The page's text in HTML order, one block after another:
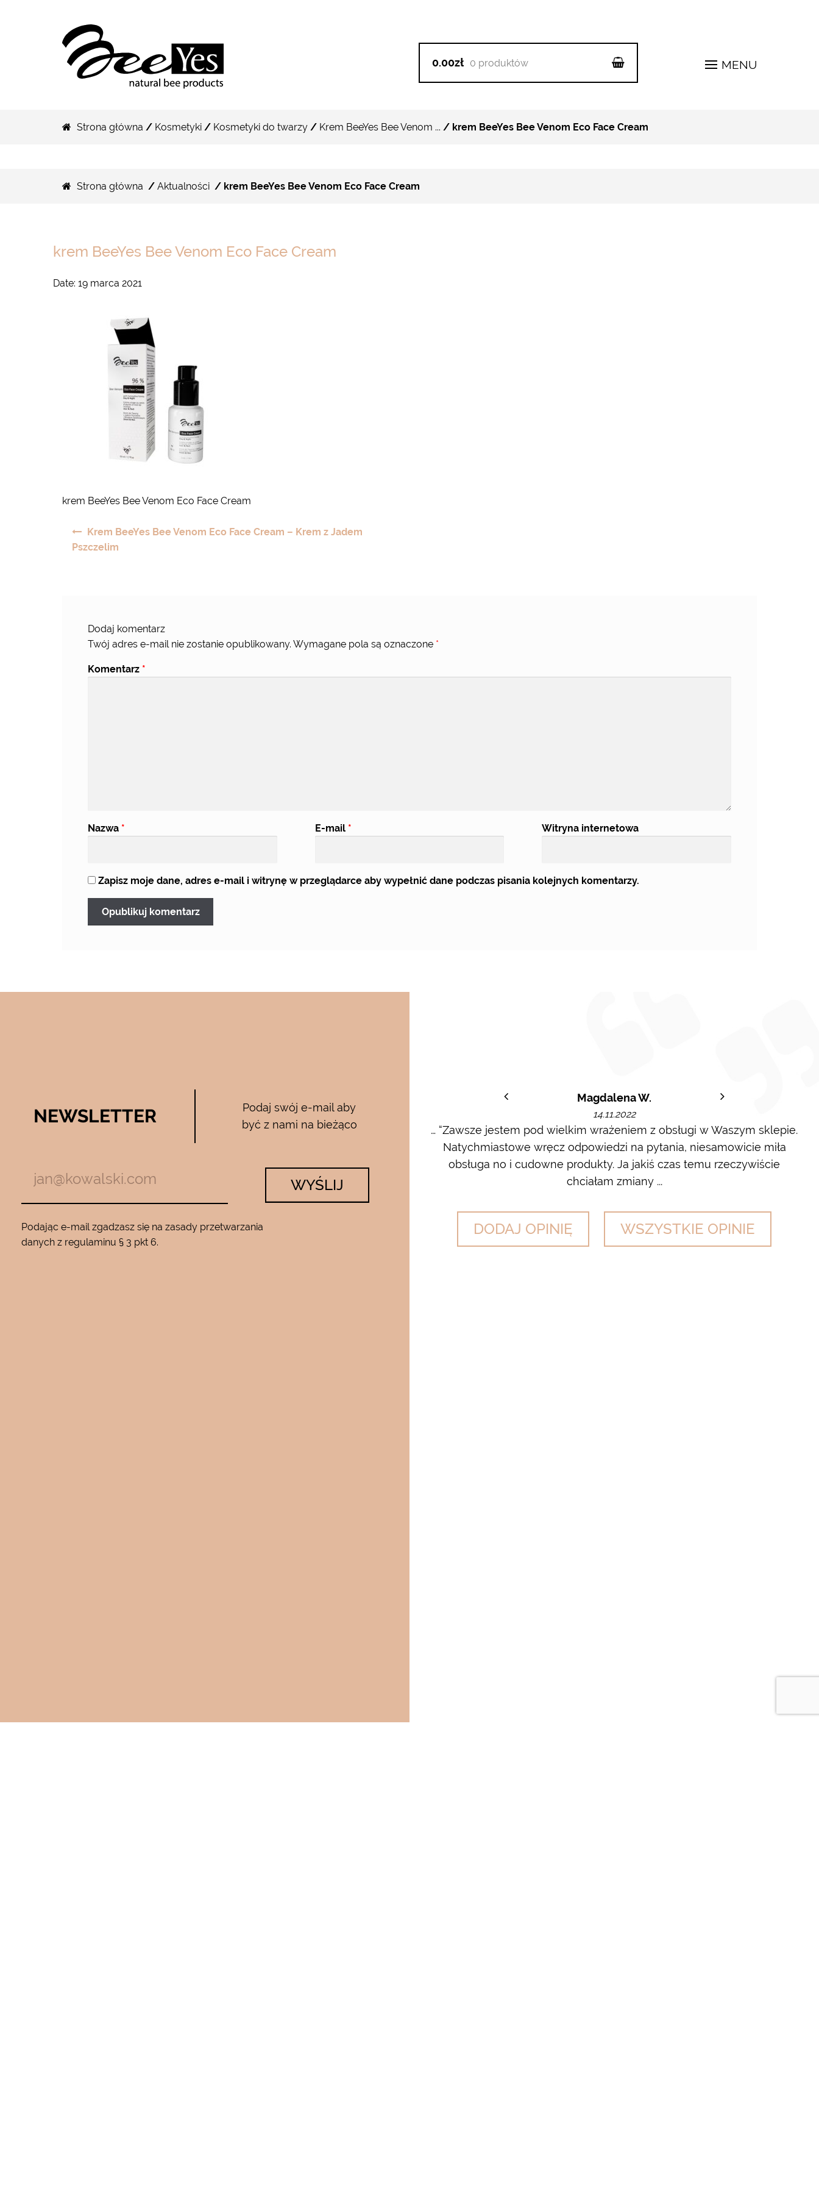
0.00zł 0 produktów MENU
Strona główna / Kosmetyki/ Kosmetyki do twarzy/ Krem BeeYes Bee Venom ... / krem BeeYes Bee Venom Eco Face Cream
Strona główna / Aktualności/ krem BeeYes Bee Venom Eco Face Cream
krem BeeYes Bee Venom Eco Face Cream
Date: 19 marca 2021
krem BeeYes Bee Venom Eco Face Cream
Nawigacja
wpisu
Krem BeeYes Bee Venom Eco Face Cream – Krem z Jadem
Pszczelim
Dodaj komentarz
Twój adres e-mail nie zostanie opublikowany. Wymagane pola są oznaczone *
Komentarz *
Nazwa * E-mail * Witryna internetowa
Zapisz moje dane, adres e-mail i witrynę w przeglądarce aby wypełnić dane podczas pisania kolejnych komentarzy.
NEWSLETTER
Podaj swój e-mail aby
być z nami na bieżąco
WYŚLIJ
Podając e-mail zgadzasz się na zasady przetwarzania
danych z regulaminu § 3 pkt 6.
05.04.2017
Używam całego zestawu ….maski , serum i kremu pod oczy…..od
roku…..Nie zamienię go na żaden inny krem…..dla mnie to strzał w
10…..Mam piękną gładką skórę ….Super na lato….makijaż utrzymuje się ...
Magdalena W.
14.11.2022
… “Zawsze jestem pod wielkim wrażeniem z obsługi w Waszym sklepie.
Natychmiastowe wręcz odpowiedzi na pytania, niesamowicie miła
obsługa no i cudowne produkty. Ja jakiś czas temu rzeczywiście
chciałam zmiany ...
DODAJ OPINIĘ WSZYSTKIE OPINIE